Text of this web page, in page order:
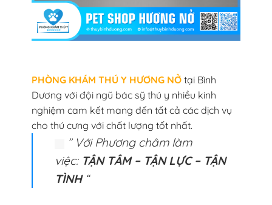
PHÒNG KHÁM THÚ Y HƯƠNG NỞtại Bình
Dương với đội ngũ bác sỹ thú y nhiều kinh
nghiệm cam kết mang đến tất cả các dịch vụ
cho thú cưng với chất lượng tốt nhất.
” Với Phương châm làm
việc: TẬN TÂM – TẬN LỰC – TẬN
TÌNH“